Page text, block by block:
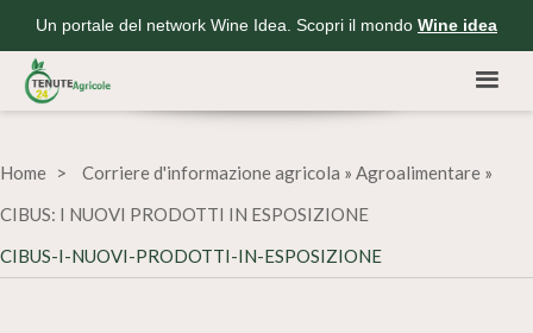
Un portale del network Wine Idea. Scopri il mondo Wine idea
Home Corriere d'informazione agricola » Agroalimentare »
CIBUS: I NUOVI PRODOTTI IN ESPOSIZIONE
CIBUS-I-NUOVI-PRODOTTI-IN-ESPOSIZIONE